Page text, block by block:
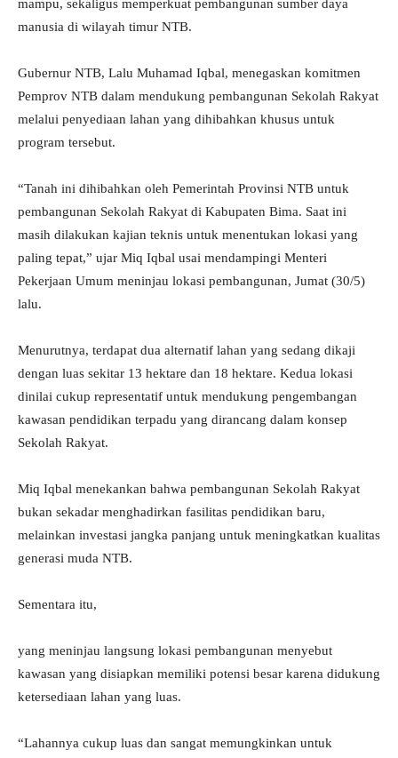
mampu, sekaligus memperkuat pembangunan sumber daya
manusia di wilayah timur NTB.
Gubernur NTB, Lalu Muhamad Iqbal, menegaskan komitmen
Pemprov NTB dalam mendukung pembangunan Sekolah Rakyat
melalui penyediaan lahan yang dihibahkan khusus untuk
program tersebut.
“Tanah ini dihibahkan oleh Pemerintah Provinsi NTB untuk
pembangunan Sekolah Rakyat di Kabupaten Bima. Saat ini
masih dilakukan kajian teknis untuk menentukan lokasi yang
paling tepat,” ujar Miq Iqbal usai mendampingi Menteri
Pekerjaan Umum meninjau lokasi pembangunan, Jumat (30/5)
lalu.
Menurutnya, terdapat dua alternatif lahan yang sedang dikaji
dengan luas sekitar 13 hektare dan 18 hektare. Kedua lokasi
dinilai cukup representatif untuk mendukung pengembangan
kawasan pendidikan terpadu yang dirancang dalam konsep
Sekolah Rakyat.
Miq Iqbal menekankan bahwa pembangunan Sekolah Rakyat
bukan sekadar menghadirkan fasilitas pendidikan baru,
melainkan investasi jangka panjang untuk meningkatkan kualitas
generasi muda NTB.
Sementara itu,
yang meninjau langsung lokasi pembangunan menyebut
kawasan yang disiapkan memiliki potensi besar karena didukung
ketersediaan lahan yang luas.
“Lahannya cukup luas dan sangat memungkinkan untuk